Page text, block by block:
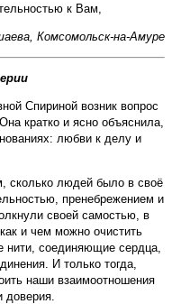
к Вам,
Комсомольск-на-Амуре
Спириной возник вопрос
кратко и ясно объяснила,
любви к делу и
сколько людей было в своё
пренебрежением и
своей самостью, в
и чем можно очистить
соединяющие сердца,
И только тогда,
наши взаимоотношения